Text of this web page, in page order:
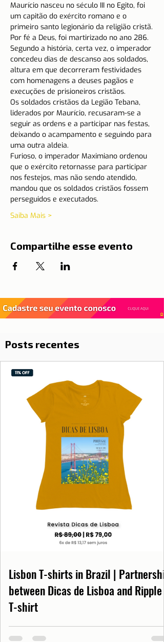
Maurício nasceu no século III no Egito, foi
um capitão do exército romano e o
primeiro santo legionário da religião cristã.
Por fé a Deus, foi martirizado no ano 286.
Segundo a história, certa vez, o imperador
concedeu dias de descanso aos soldados,
altura em que decorreram festividades
com homenagens a deuses pagãos e
execuções de prisioneiros cristãos.
Os soldados cristãos da Legião Tebana,
liderados por Maurício, recusaram-se a
seguir as ordens e a participar nas festas,
deixando o acampamento e seguindo para
uma outra aldeia.
Furioso, o imperador Maximiano ordenou
que o exército retornasse para participar
nos festejos, mas não sendo atendido,
mandou que os soldados cristãos fossem
perseguidos e executados.
Saiba Mais >
Compartilhe esse evento
Posts recentes
Lisbon T-shirts in Brazil | Partnership
between Dicas de Lisboa and Ripple
T-shirt